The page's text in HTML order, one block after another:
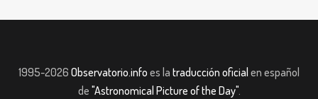
1995-2026 Observatorio.info es la traducción oficial en español
de "Astronomical Picture of the Day".